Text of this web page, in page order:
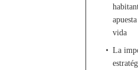
vida
La